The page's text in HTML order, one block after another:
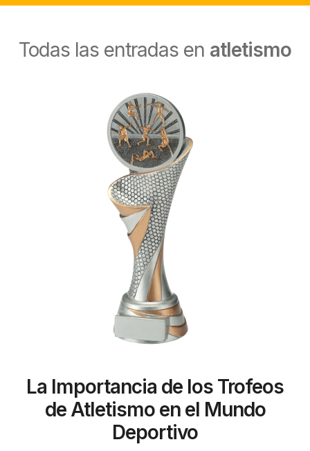
Todas las entradas en atletismo
La Importancia de los Trofeos
de Atletismo en el Mundo
Deportivo